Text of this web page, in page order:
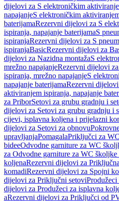
dijelovi za S elektroničkim
napajanjeS elektroničkim
baterijamaRezervni dijelovi za S
ispiranja, napajanje baterijamaS
ispiranjaRezervni dijelovi za S
ispiranjaBasicRezervni dijelovi za
dijelovi za Nazidna montažaS
mrežno napajanjeRezervni dijelovi
ispiranja, mrežno napajanjeS
napajanje baterijamaRezervni
aktiviranjem ispiranja, napajanje
za PriborSetovi za grubu gradnju i
dijelovi za Setovi za grubu gradnju i
cijevi, isplavna koljena i prijelazni
dijelovi za Setovi za obnovu
upravljanjaPomagalaPriključci za
bideeOdvodne garniture za WC
za Odvodne garniture za WC školjke
koljenaRezervni dijelovi za
komadiRezervni dijelovi za Spojni
dijelovi za Priključni setoviProdužeci
dijelovi za Produžeci za isplavna
aRezervni dijelovi za Priključci od